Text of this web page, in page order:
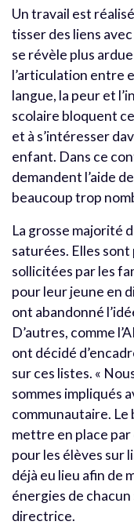
Un travail est
tisser des liens
se révèle plus
l’articulation entre
langue, la peur et
scolaire bloquent
et à s’intéresser
enfant. Dans ce
demandent l’aide
beaucoup trop
La grosse majorité
saturées. Elles
sollicitées par les
pour leur jeune en
ont abandonné
D’autres, comme
ont décidé
sur ces listes. «
sommes impliqués
communautaire. Le
mettre en place
pour les élèves sur
déjà eu lieu afin de
énergies de chacun
directrice.